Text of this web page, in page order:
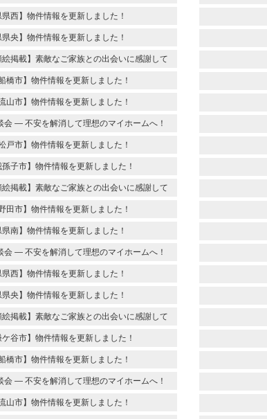
県西】物件情報を更新しました！
県央】物件情報を更新しました！
絵掲載】素敵なご家族との出会いに感謝して
橋市】物件情報を更新しました！
山市】物件情報を更新しました！
会 ― 不安を解消して理想のマイホームへ！
戸市】物件情報を更新しました！
孫子市】物件情報を更新しました！
絵掲載】素敵なご家族との出会いに感謝して
田市】物件情報を更新しました！
県南】物件情報を更新しました！
会 ― 不安を解消して理想のマイホームへ！
県西】物件情報を更新しました！
県央】物件情報を更新しました！
絵掲載】素敵なご家族との出会いに感謝して
ケ谷市】物件情報を更新しました！
橋市】物件情報を更新しました！
会 ― 不安を解消して理想のマイホームへ！
山市】物件情報を更新しました！